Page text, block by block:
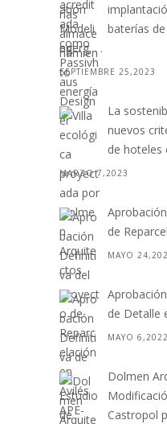
baterías
energ. . .
SEPTIEMBRE 25,2023
La
nuevos
de hoteles
MARZO 7,2023
de
MAYO
de Detalle
MAYO 6,2022
Dolmen
Castropol